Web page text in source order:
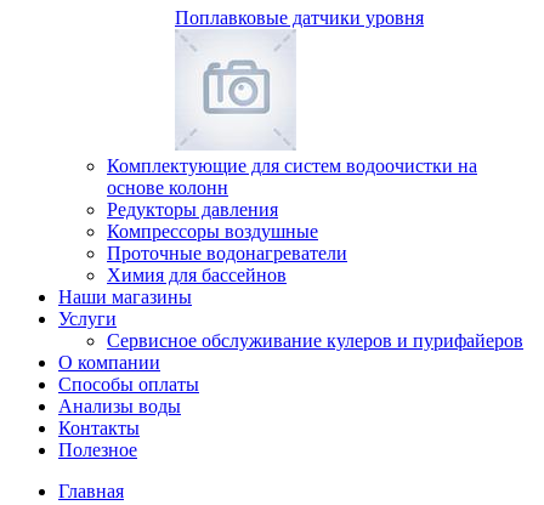
Поплавковые датчики уровня
Комплектующие для систем водоочистки на
основе колонн
Редукторы давления
Компрессоры воздушные
Проточные водонагреватели
Химия для бассейнов
Наши магазины
Услуги
Сервисное обслуживание кулеров и пурифайеров
О компании
Способы оплаты
Анализы воды
Контакты
Полезное
Главная